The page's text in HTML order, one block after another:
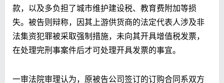
款，以及多负担了城市维护建设税、教育费附加等损
失。被告则辩称，因其上游供货商的法定代表人涉及非
法集资犯罪被采取强制措施，未向其开具增值税发票，
在处理完刑事案件后才可处理开具发票的事宜。
一审法院审理认为，原被告公司签订的订购合同系双方